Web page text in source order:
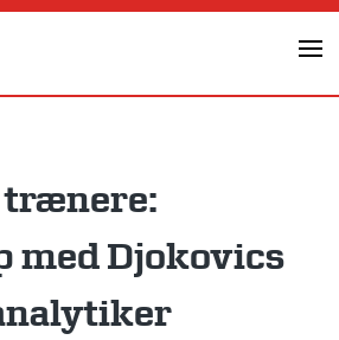
trænere:
med Djokovics